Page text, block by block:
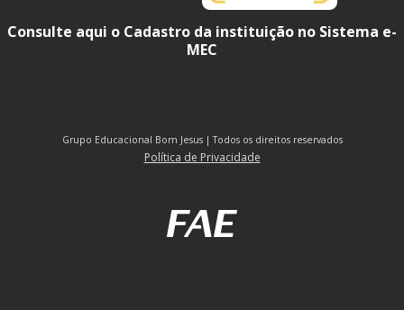
Consulte aqui o Cadastro da instituição no Sistema e-
MEC
Grupo Educacional Bom Jesus | Todos os direitos reservados
Política de Privacidade